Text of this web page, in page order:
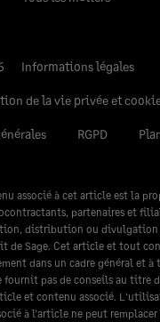
Informations légales
de la vie privée et
RGPD
associé à cet article est la
partenaires et
distribution ou divulgation
de Sage. Cet article et tout
dans un cadre général et
fournit pas de conseils au titre
et contenu associé.
à l’article ne peut